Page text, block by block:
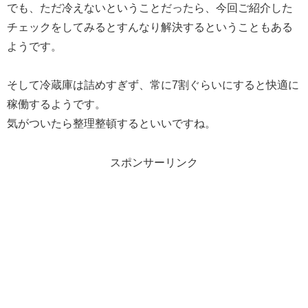
でも、ただ冷えないということだったら、今回ご紹介した
チェックをしてみるとすんなり解決するということもある
ようです。
そして冷蔵庫は詰めすぎず、常に7割ぐらいにすると快適に
稼働するようです。
気がついたら整理整頓するといいですね。
スポンサーリンク